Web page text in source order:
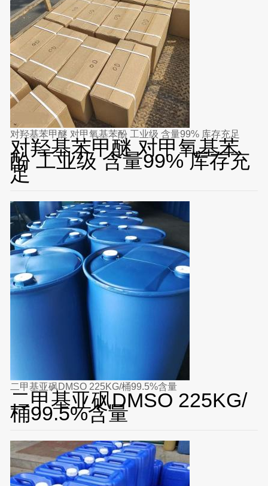
对羟基苯甲醚 对甲氧基苯酚 工业级 含量99% 库存充足
对羟基苯甲醚 对甲氧基苯
酚 工业级 含量99% 库存充
足
二甲基亚砜DMSO 225KG/桶99.5%含量
二甲基亚砜DMSO 225KG/
桶99.5%含量